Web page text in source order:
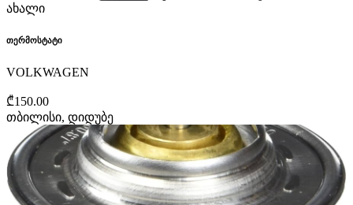
ახალი
თერმოსტატი
VOLKWAGEN
₾150.00
თბილისი, დიდუბე